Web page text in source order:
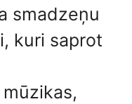
smadzeņu
kuri saprot